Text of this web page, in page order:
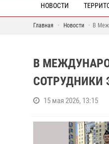
НОВОСТИ
Главная Новости В
В
СОТРУДНИКИ
15 мая 2026, 13:15